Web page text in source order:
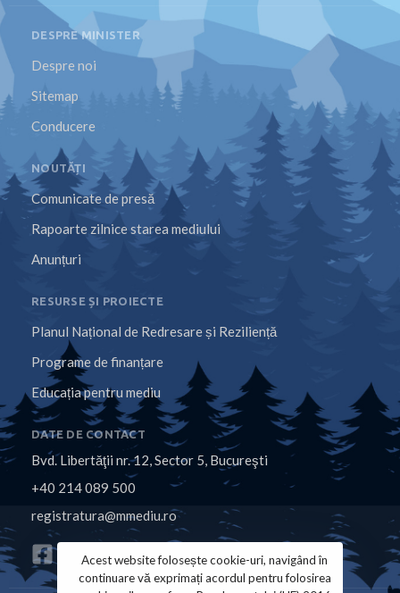
DESPRE MINISTER
Despre noi
Sitemap
Conducere
NOUTĂȚI
Comunicate de presă
Rapoarte zilnice starea mediului
Anunțuri
RESURSE ȘI PROIECTE
Planul Național de Redresare și Reziliență
Programe de finanțare
Educația pentru mediu
DATE DE CONTACT
Bvd. Libertăţii nr. 12, Sector 5, Bucureşti
+40 214 089 500
registratura@mmediu.ro
Acest website folosește cookie-uri, navigând în
continuare vă exprimați acordul pentru folosirea